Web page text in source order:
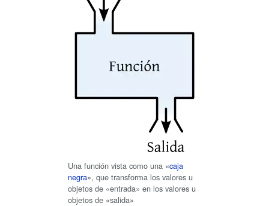
Una función vista como una «caja
negra», que transforma los valores u
objetos de «entrada» en los valores u
objetos de «salida»